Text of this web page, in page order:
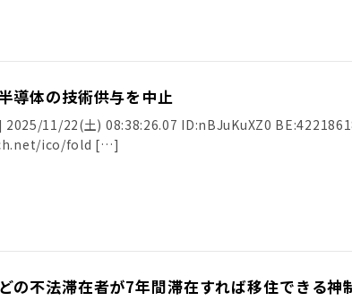
導体の技術供与を中止
2025/11/22(土) 08:38:26.07 ID:nBJuKuXZ0
ico/fold […]
の不法滞在者が7年間滞在すれば移住できる神